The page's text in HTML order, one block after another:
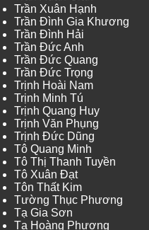
Trần Xuân Hạnh
Trần Đình Gia Khương
Trần Đình Hải
Trần Đức Anh
Trần Đức Quang
Trần Đức Trọng
Trịnh Hoài Nam
Trịnh Minh Tú
Trịnh Quang Huy
Trịnh Văn Phụng
Trịnh Đức Dũng
Tô Quang Minh
Tô Thị Thanh Tuyền
Tô Xuân Đạt
Tôn Thất Kim
Tường Thục Phương
Tạ Gia Sơn
Tạ Hoàng Phương